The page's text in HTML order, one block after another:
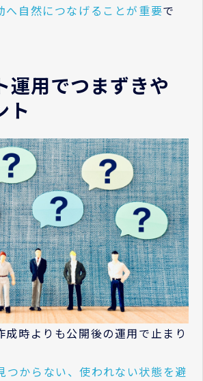
へ自然につなげることが重要で
運用でつまずきや
ト
成時よりも公開後の運用で止まり
つからない、使われない状態を避